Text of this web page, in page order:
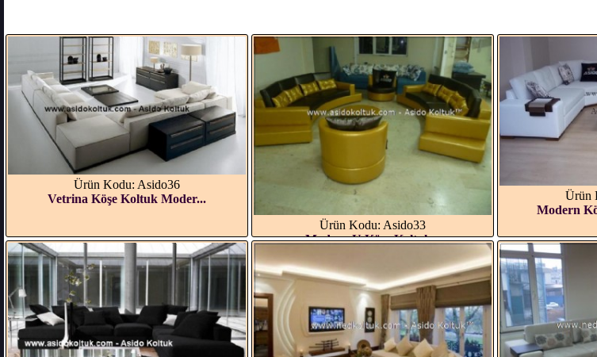
Ürün Kodu: Asido36
Vetrina Köşe Koltuk Moder...
Ürün Kodu: Asido33
Modern U Köşe Koltuk...
Ürün
Modern